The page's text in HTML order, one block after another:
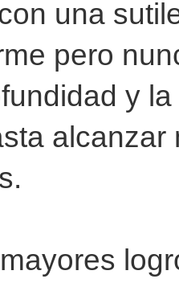
una
pero
y